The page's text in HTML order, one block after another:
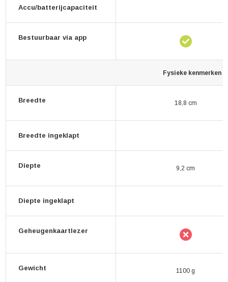
Accu/batterijcapaciteit
Bestuurbaar via app
Fysieke kenmerken
Breedte 18,8 cm
Breedte ingeklapt
Diepte 9,2 cm
Diepte ingeklapt
Geheugenkaartlezer
Gewicht 1100 g